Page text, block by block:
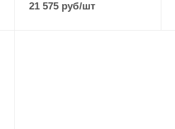
21 575руб/шт